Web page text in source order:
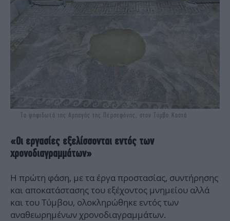
Το ψηφιδωτό της Αρπαγής της Περσεφόνης, στον Τύμβο Καστά
«Οι εργασίες εξελίσσονται εντός των
χρονοδιαγραμμάτων»
Η πρώτη φάση, με τα έργα προστασίας, συντήρησης
και αποκατάστασης του εξέχοντος μνημείου αλλά
και του Τύμβου, ολοκληρώθηκε εντός των
αναθεωρημένων χρονοδιαγραμμάτων.